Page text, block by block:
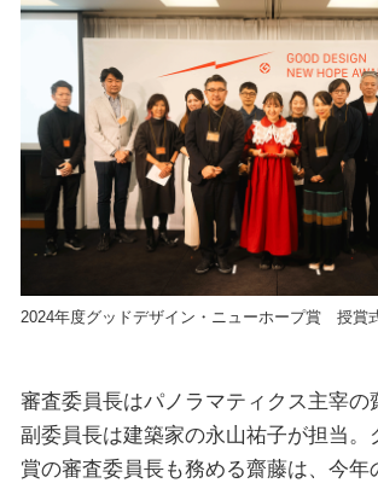
2024年度グッドデザイン・ニューホープ賞 授賞
審査委員長はパノラマティクス主宰の
副委員長は建築家の永山祐子が担当。
賞の審査委員長も務める齋藤は、今年